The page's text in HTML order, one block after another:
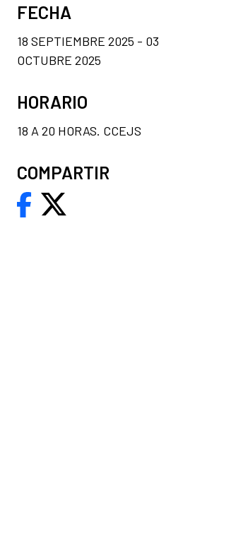
FECHA
18 SEPTIEMBRE 2025 - 03
OCTUBRE 2025
HORARIO
18 A 20 HORAS. CCEJS
COMPARTIR